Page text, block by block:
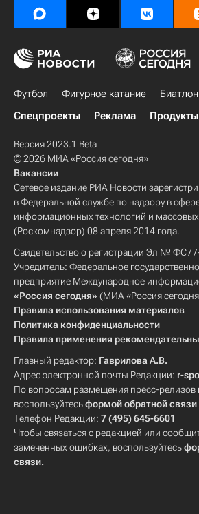
Футбол Фигурное катание Биатлон
Спецпроекты
Реклама
Версия 2023.1 Beta
© 2026 МИА «Россия сегодня»
Вакансии
Сетевое издание РИА Новости
в Федеральной службе по надзору в
информационных технологий и
(Роскомнадзор) 08 апреля 2014 года.
Свидетельство о регистрации Эл №
Учредитель: Федеральное
предприятие Международное
«Россия сегодня» (МИА «Россия
Правила использования материалов
Политика конфиденциальности
Правила применения
Главный редактор: Гаврилова А.В.
Адрес электронной почты Редакции: r-
По вопросам размещения пресс-релизов
воспользуйтесьформой обратной связи
Телефон Редакции: 7 (495) 645-6601
Чтобы связаться с редакцией или
замеченных ошибках, воспользуйтесь
связи.